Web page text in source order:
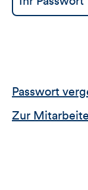
Passwort
Zur